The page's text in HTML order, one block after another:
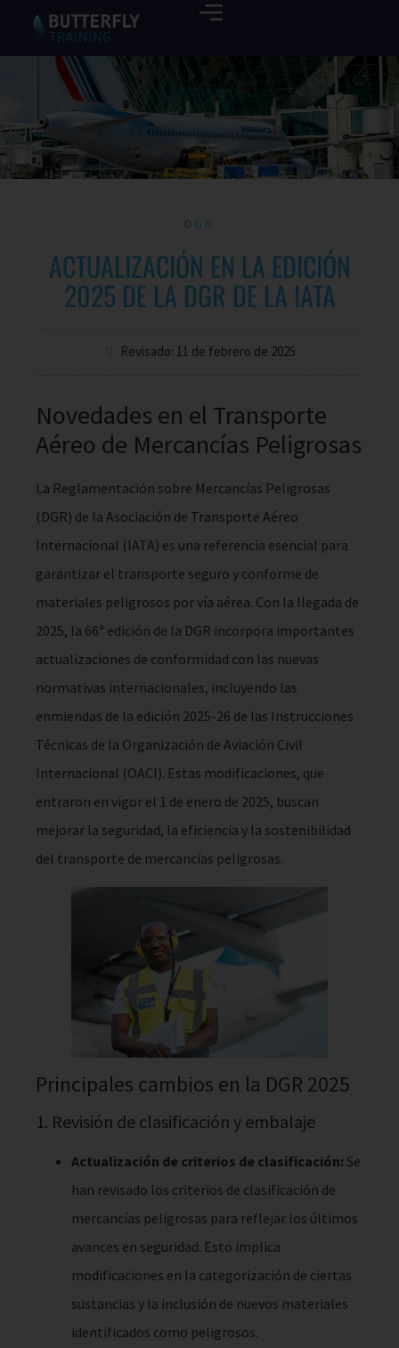
DGR
ACTUALIZACIÓN EN LA EDICIÓN
2025 DE LA DGR DE LA IATA
Revisado: 11 de febrero de 2025
Novedades en el Transporte
Aéreo de Mercancías Peligrosas
La Reglamentación sobre Mercancías Peligrosas
(DGR) de la Asociación de Transporte Aéreo
Internacional (IATA) es una referencia esencial para
garantizar el transporte seguro y conforme de
materiales peligrosos por vía aérea. Con la llegada de
2025, la 66ª edición de la DGR incorpora importantes
actualizaciones de conformidad con las nuevas
normativas internacionales, incluyendo las
enmiendas de la edición 2025-26 de las Instrucciones
Técnicas de la Organización de Aviación Civil
Internacional (OACI). Estas modificaciones, que
entraron en vigor el 1 de enero de 2025, buscan
mejorar la seguridad, la eficiencia y la sostenibilidad
del transporte de mercancías peligrosas.
Principales cambios en la DGR 2025
1. Revisión de clasificación y embalaje
Actualización de criterios de clasificación: Se
han revisado los criterios de clasificación de
mercancías peligrosas para reflejar los últimos
avances en seguridad. Esto implica
modificaciones en la categorización de ciertas
sustancias y la inclusión de nuevos materiales
identificados como peligrosos.